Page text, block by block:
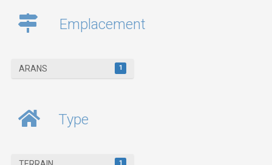
Emplacement
ARANS 1
Type
1